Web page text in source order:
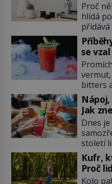
Proč
hlídá
Feng
soubor
kterým
v něm
kořeny
[…]
se
Mary?
bitters
místo
se
skvělý,
Jak
Dnes
století
žitné
mají
Kufr,
Proč
téměř
Kolo